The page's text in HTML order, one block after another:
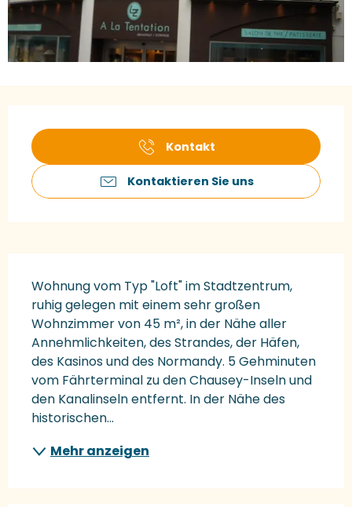
Kontakt
Kontaktieren Sie uns
Wohnung vom Typ "Loft" im Stadtzentrum,
ruhig gelegen mit einem sehr großen
Wohnzimmer von 45 m², in der Nähe aller
Annehmlichkeiten, des Strandes, der Häfen,
des Kasinos und des Normandy. 5 Gehminuten
vom Fährterminal zu den Chausey-Inseln und
den Kanalinseln entfernt. In der Nähe des
historischen...
Mehr anzeigen